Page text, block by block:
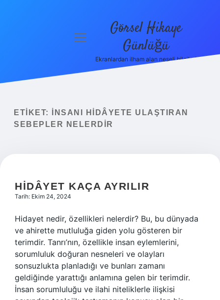
Yasal Uyarı
menüyü
Görsel Hikaye
Günlüğü
Ekranlardan ilham alan neşeli bilgiler!
ETIKET:
İNSANI HIDÂYETE ULAŞTIRAN
SEBEPLER NELERDIR
HIDÂYET KAÇA AYRILIR
Tarih: Ekim 24, 2024
Hidayet nedir, özellikleri nelerdir? Bu, bu dünyada
ve ahirette mutluluğa giden yolu gösteren bir
terimdir. Tanrı’nın, özellikle insan eylemlerini,
sorumluluk doğuran nesneleri ve olayları
sonsuzlukta planladığı ve bunları zamanı
geldiğinde yarattığı anlamına gelen bir terimdir.
İnsan sorumluluğu ve ilahi niteliklerle ilişkisi